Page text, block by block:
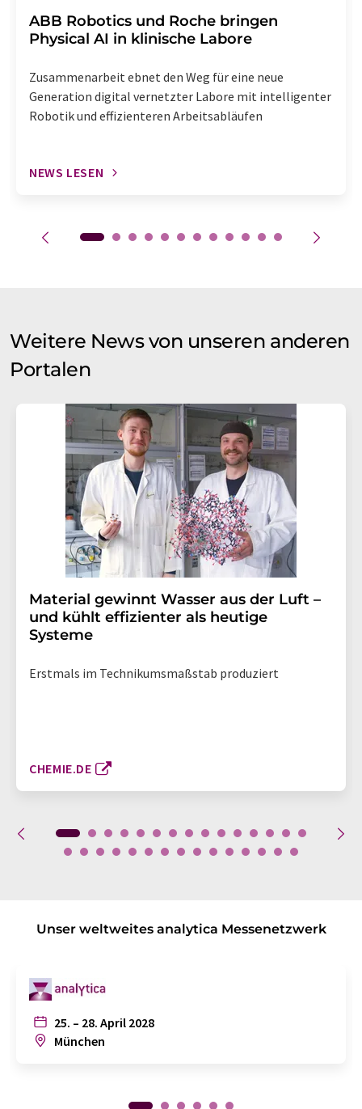
​​​​​​​ABB Robotics und Roche bringen
Physical AI in klinische Labore
Zusammenarbeit ebnet den Weg für eine neue
Generation digital vernetzter Labore mit intelligenter
Robotik und effizienteren Arbeitsabläufen
NEWS LESEN
Weitere News von unseren anderen
Portalen
Material gewinnt Wasser aus der Luft –
und kühlt effizienter als heutige
Systeme
Erstmals im Technikumsmaßstab produziert
CHEMIE.DE
Unser weltweites analytica Messenetzwerk
25. – 28. April 2028
München